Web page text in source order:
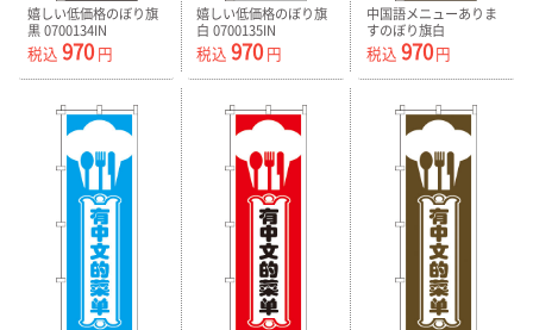
嬉しい低価格のぼり旗
黒 0700134IN
税込 970 円
嬉しい低価格のぼり旗
白 0700135IN
税込 970円
中国語メニューありま
すのぼり旗白
0700136IN
税込 970円